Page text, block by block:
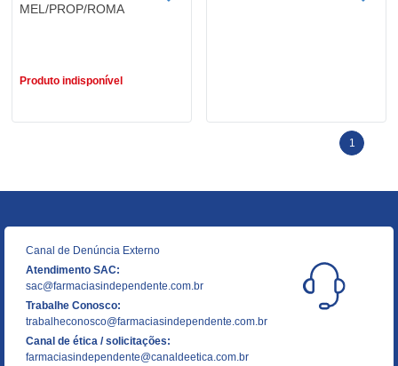
MEL/PROP/ROMA
Produto indisponível
1
Canal de Denúncia Externo
Atendimento SAC:
sac@farmaciasindependente.com.br
Trabalhe Conosco:
trabalheconosco@farmaciasindependente.com.br
Canal de ética / solicitações:
farmaciasindependente@canaldeetica.com.br